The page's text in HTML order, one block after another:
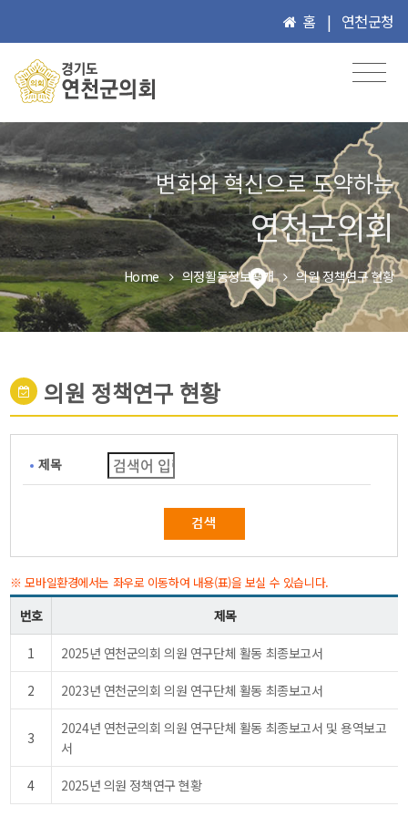
홈 | 연천군청
변화와 혁신으로 도약하는
연천군의회
Home 의정활동정보공개 의원 정책연구 현황
의원 정책연구 현황
제목
※ 모바일환경에서는 좌우로 이동하여 내용(표)을 보실 수 있습니다.
번호 제목
1 2025년 연천군의회 의원 연구단체 활동 최종보고서
2 2023년 연천군의회 의원 연구단체 활동 최종보고서
3
2024년 연천군의회 의원 연구단체 활동 최종보고서 및 용역보고
서
4 2025년 의원 정책연구 현황